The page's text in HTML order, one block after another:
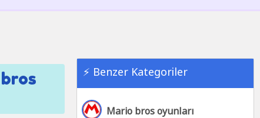
⚡ Benzer Kategoriler
Mario bros oyunları